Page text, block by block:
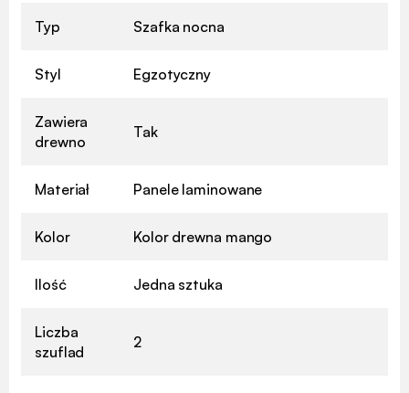
Typ Szafka nocna
Styl Egzotyczny
Zawiera
drewno
Tak
Materiał Panele laminowane
Kolor Kolor drewna mango
Ilość Jedna sztuka
Liczba
szuflad
2